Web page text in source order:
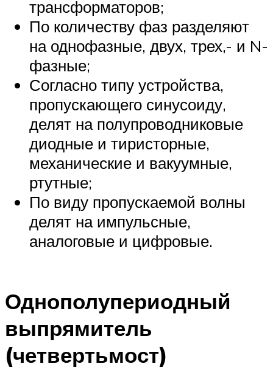
трансформаторов;
По количеству фаз разделяют
на однофазные, двух, трех,- и N-
фазные;
Согласно типу устройства,
пропускающего синусоиду,
делят на полупроводниковые
диодные и тиристорные,
механические и вакуумные,
ртутные;
По виду пропускаемой волны
делят на импульсные,
аналоговые и цифровые.
Однополупериодный
выпрямитель
(четвертьмост)